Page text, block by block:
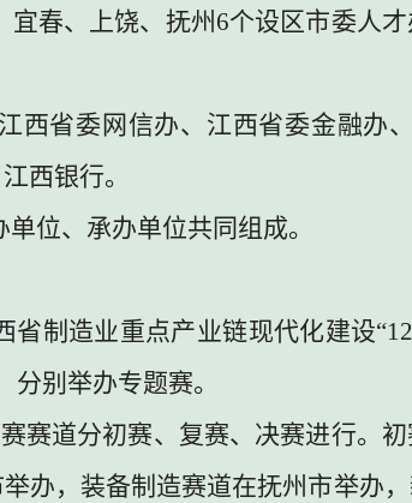
宜春、上饶、抚州 6个设区市委人
西省委网信办、江西省委金融办
西银行。
位、承办单位共同组成。
省制造业重点产业链现代化建设
分别举办专题赛。
赛道分初赛、复赛、决赛进行。
办，装备制造赛道在抚州市举办